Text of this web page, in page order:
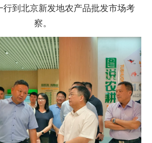
到北京新发地农产品批发市场考
察。